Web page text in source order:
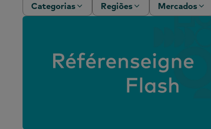
Categorias
Estudos de caso
Regiões
Europa
Global
América Latina
Mercados
Austrália
Bangladesh
Bolívia